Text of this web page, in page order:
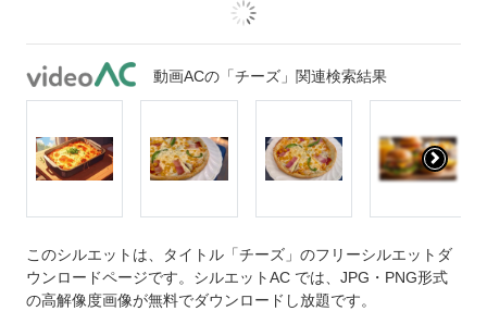
動画ACの「チーズ」関連検索結果
このシルエットは、タイトル「チーズ」のフリーシルエットダ
ウンロードページです。シルエットAC では、JPG・PNG形式
の高解像度画像が無料でダウンロードし放題です。